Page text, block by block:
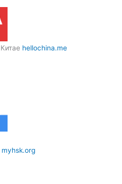
hellochina.me
myhsk.org